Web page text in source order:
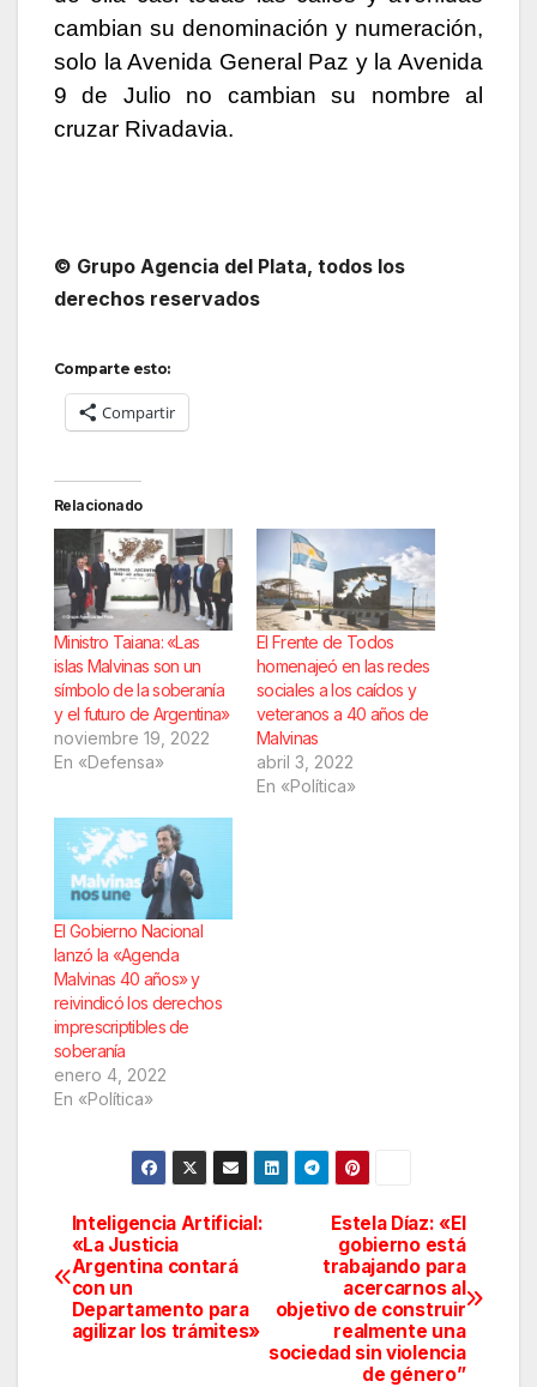
cambian su denominación y numeración,
solo la Avenida General Paz y la Avenida
9 de Julio no cambian su nombre al
cruzar Rivadavia.
© Grupo Agencia del Plata, todos los
derechos reservados
Comparte esto:
Compartir
Relacionado
Ministro Taiana: «Las
islas Malvinas son un
símbolo de la soberanía
y el futuro de Argentina»
noviembre 19, 2022
En «Defensa»
El Frente de Todos
homenajeó en las redes
sociales a los caídos y
veteranos a 40 años de
Malvinas
abril 3, 2022
En «Política»
El Gobierno Nacional
lanzó la «Agenda
Malvinas 40 años» y
reivindicó los derechos
imprescriptibles de
soberanía
enero 4, 2022
En «Política»
Navegación
de
entradas
Estela Díaz: «El
gobierno está
trabajando para
acercarnos al
objetivo de construir
realmente una
sociedad sin violencia
de género”
Inteligencia Artificial:
«La Justicia
Argentina contará
con un
Departamento para
agilizar los trámites»